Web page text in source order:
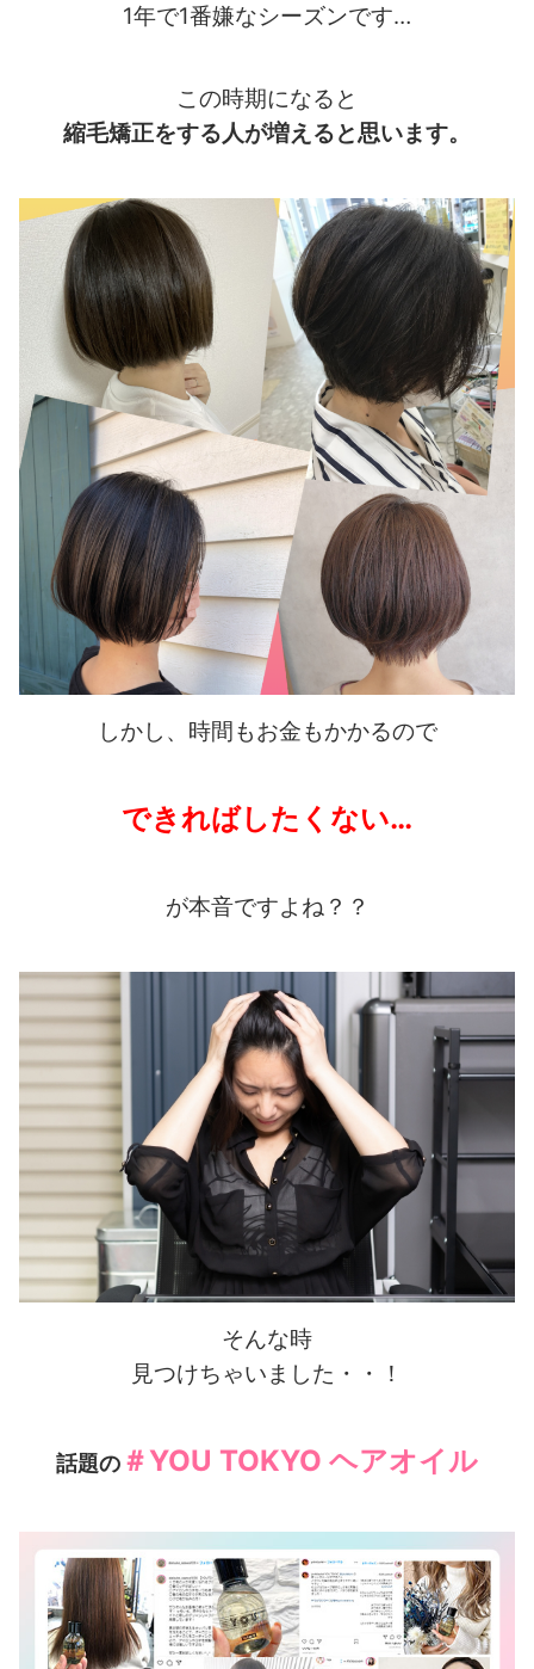
1年で1番嫌なシーズンです…
この時期になると
縮毛矯正をする人が増えると思います。
しかし、時間もお金もかかるので
できればしたくない…
が本音ですよね？？
そんな時
見つけちゃいました・・！
話題の ＃YOU TOKYO ヘアオイル